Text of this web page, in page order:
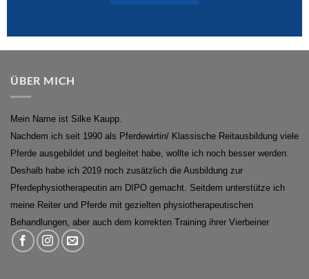
ÜBER MICH
Mein Name ist Silke Kaupp.
Nachdem ich seit 1990 als Pferdewirtin/ Klassische Reitausbildung viele
Pferde ausgebildet und begleitet habe, wollte ich noch besser werden.
Deshalb habe ich 2019 noch zusätzlich die Ausbildung zur
Pferdephysiotherapeutin am DIPO gemacht. Seitdem unterstütze ich
meine Reiter und Pferde mit gezielten physiotherapeutischen
Behandlungen, aber auch dem korrekten Training ihrer Vierbeiner